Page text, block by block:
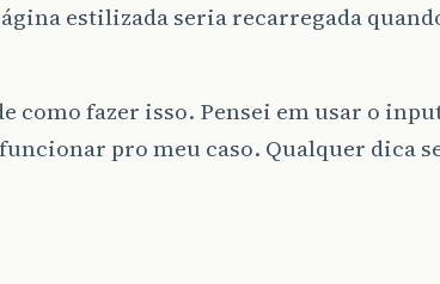
estilizada seria recarregada
como fazer isso. Pensei em usar o
pro meu caso. Qualquer dica